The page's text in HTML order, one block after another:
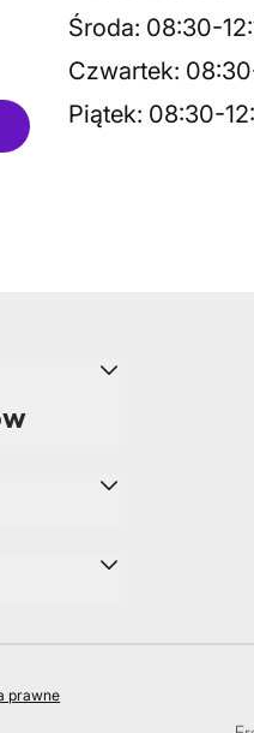
Środa: 08:30-
Czwartek: 08:30
Piątek: 08:30-
prawne